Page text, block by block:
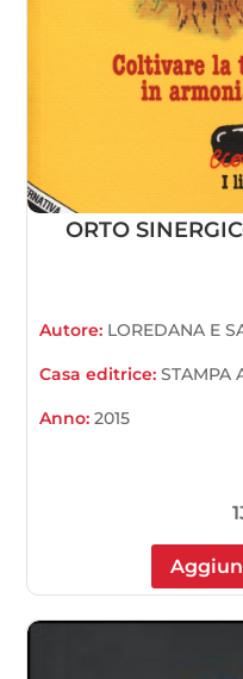
ORTO
Autore: LOREDANA E
Casa editrice:STAMPA
Anno:2015